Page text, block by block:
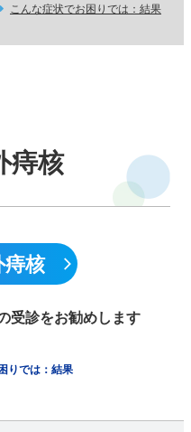
医療機関の方へ
こんな症状でお困りでは：結果
痔核
痔核
受診をお勧めします
りでは：結果